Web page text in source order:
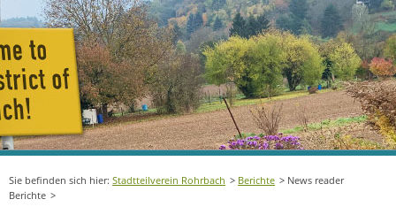
Stadtteilverein Rohrbach Berichte
News reader
Berichte